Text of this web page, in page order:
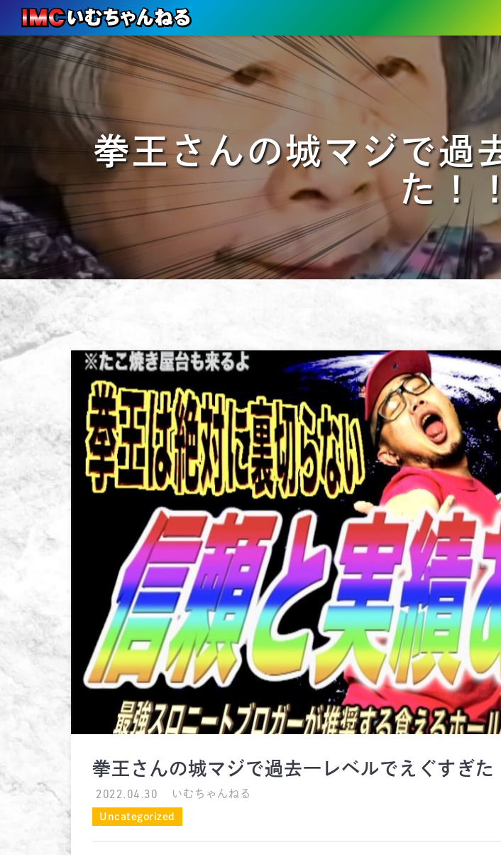
拳王さんの城マジで過
た！
拳王さんの城マジで過去一レベルでえぐすぎた
2022.04.30 いむちゃんねる
Uncategorized